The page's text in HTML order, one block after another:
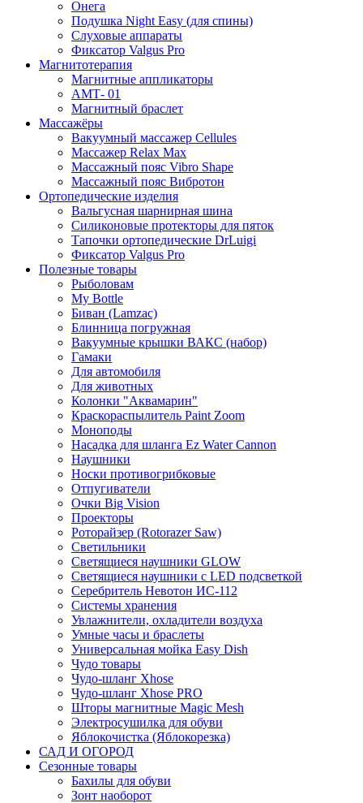
Онега
Подушка Night Easy (для спины)
Слуховые аппараты
Фиксатор Valgus Pro
Магнитотерапия
Магнитные аппликаторы
АМТ- 01
Магнитный браслет
Массажёры
Вакуумный массажер Cellules
Массажер Relax Max
Массажный пояс Vibro Shape
Массажный пояс Вибротон
Ортопедические изделия
Вальгусная шарнирная шина
Силиконовые протекторы для пяток
Тапочки ортопедические DrLuigi
Фиксатор Valgus Pro
Полезные товары
Рыболовам
My Bottle
Биван (Lamzac)
Блинница погружная
Вакуумные крышки ВАКС (набор)
Гамаки
Для автомобиля
Для животных
Колонки "Аквамарин"
Краскораспылитель Paint Zoom
Моноподы
Насадка для шланга Ez Water Cannon
Наушники
Носки противогрибковые
Отпугиватели
Очки Big Vision
Проекторы
Роторайзер (Rotorazer Saw)
Светильники
Светящиеся наушники GLOW
Светящиеся наушники с LED подсветкой
Серебритель Невотон ИС-112
Системы хранения
Увлажнители, охладители воздуха
Умные часы и браслеты
Универсальная мойка Easy Dish
Чудо товары
Чудо-шланг Xhose
Чудо-шланг Xhose PRO
Шторы магнитные Magic Mesh
Электросушилка для обуви
Яблокочистка (Яблокорезка)
САД И ОГОРОД
Сезонные товары
Бахилы для обуви
Зонт наоборот